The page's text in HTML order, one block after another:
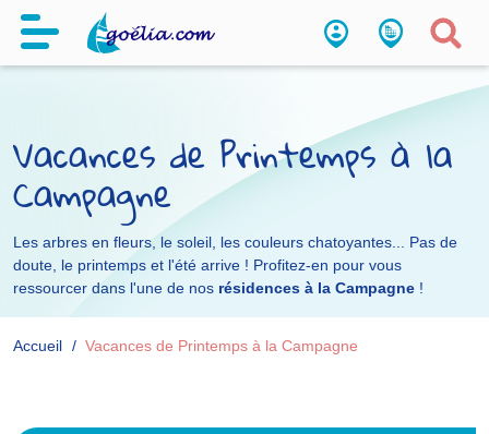
Vacances de Printemps à la
Campagne
Les arbres en fleurs, le soleil, les couleurs chatoyantes... Pas de
doute, le printemps et l'été arrive ! Profitez-en pour vous
ressourcer dans l'une de nos résidences à la Campagne !
Accueil Vacances de Printemps à la Campagne